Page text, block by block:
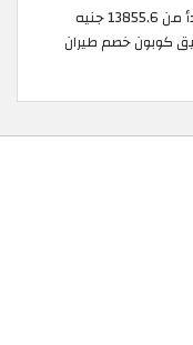
استمتع بالسفر من دبي إلى البحرين بسعر يبدأ من 13855.6 جنيه
15% حال تطبيق كوبون خصم طيران